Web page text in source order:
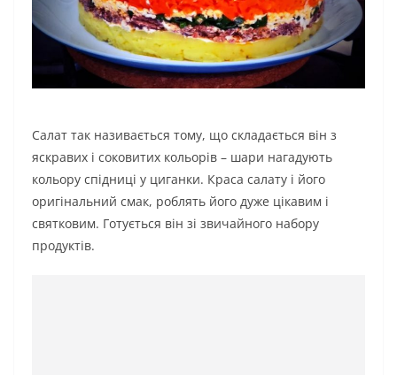
Салат так називається тому, що складається він з
яскравих і соковитих кольорів – шари нагадують
кольору спідниці у циганки. Краса салату і його
оригінальний смак, роблять його дуже цікавим і
святковим. Готується він зі звичайного набору
продуктів.